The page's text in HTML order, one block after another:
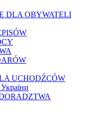
DLA OBYWATELI
UCHODŹCÓW